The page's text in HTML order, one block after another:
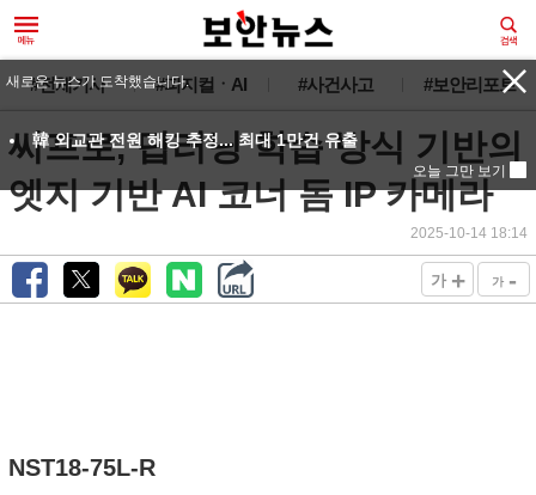
#전체기사 #피지컬ㆍAI #사건사고 #보안리포트
씨프로, 딥러닝 학습 방식 기반의
엣지 기반 AI 코너 돔 IP 카메라
2025-10-14 18:14
가 + 가 -
NST18-75L-R
새로운 뉴스가 도착했습니다.
韓 외교관 전원 해킹 추정... 최대 1만건 유출
오늘 그만 보기